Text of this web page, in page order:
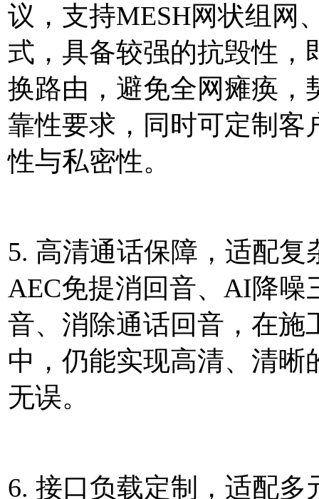
议，支持MESH网状组网
式，具备较强的抗毁性，
换路由，避免全网瘫痪，
靠性要求，同时可定制客
性与私密性。
5. 高清通话保障，适配
AEC免提消回音、AI降噪
音、消除通话回音，在施
中，仍能实现高清、清晰
无误。
6. 接口负载定制，适配